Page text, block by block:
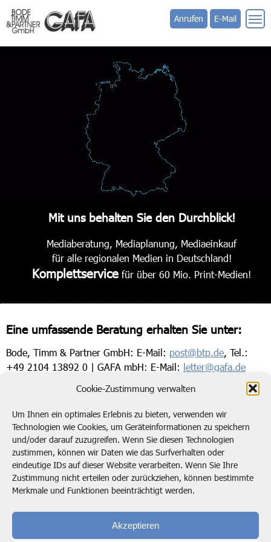
Cookie-Zustimmung verwalten
Um Ihnen ein optimales Erlebnis zu bieten, verwenden wir
Technologien wie Cookies, um Geräteinformationen zu speichern
und/oder darauf zuzugreifen. Wenn Sie diesen Technologien
zustimmen, können wir Daten wie das Surfverhalten oder
eindeutige IDs auf dieser Website verarbeiten. Wenn Sie Ihre
Zustimmung nicht erteilen oder zurückziehen, können bestimmte
Merkmale und Funktionen beeinträchtigt werden.
Akzeptieren
Anrufen E-Mail
Mit uns behalten Sie den Durchblick!
Mediaberatung, Mediaplanung, Mediaeinkauf
für alle regionalen Medien in Deutschland!
Komplettservice für über 60 Mio. Print-Medien!
Eine umfassende Beratung erhalten Sie unter:
Bode, Timm & Partner GmbH: E-Mail: post@btp.de, Tel.:
+49 2104 13892 0 | GAFA mbH: E-Mail: letter@gafa.de
Kontaktieren Sie uns!
post@btp.de
02104 138920
Bode, Timm & Partner GmbH
Marie-Curie-Straße 4